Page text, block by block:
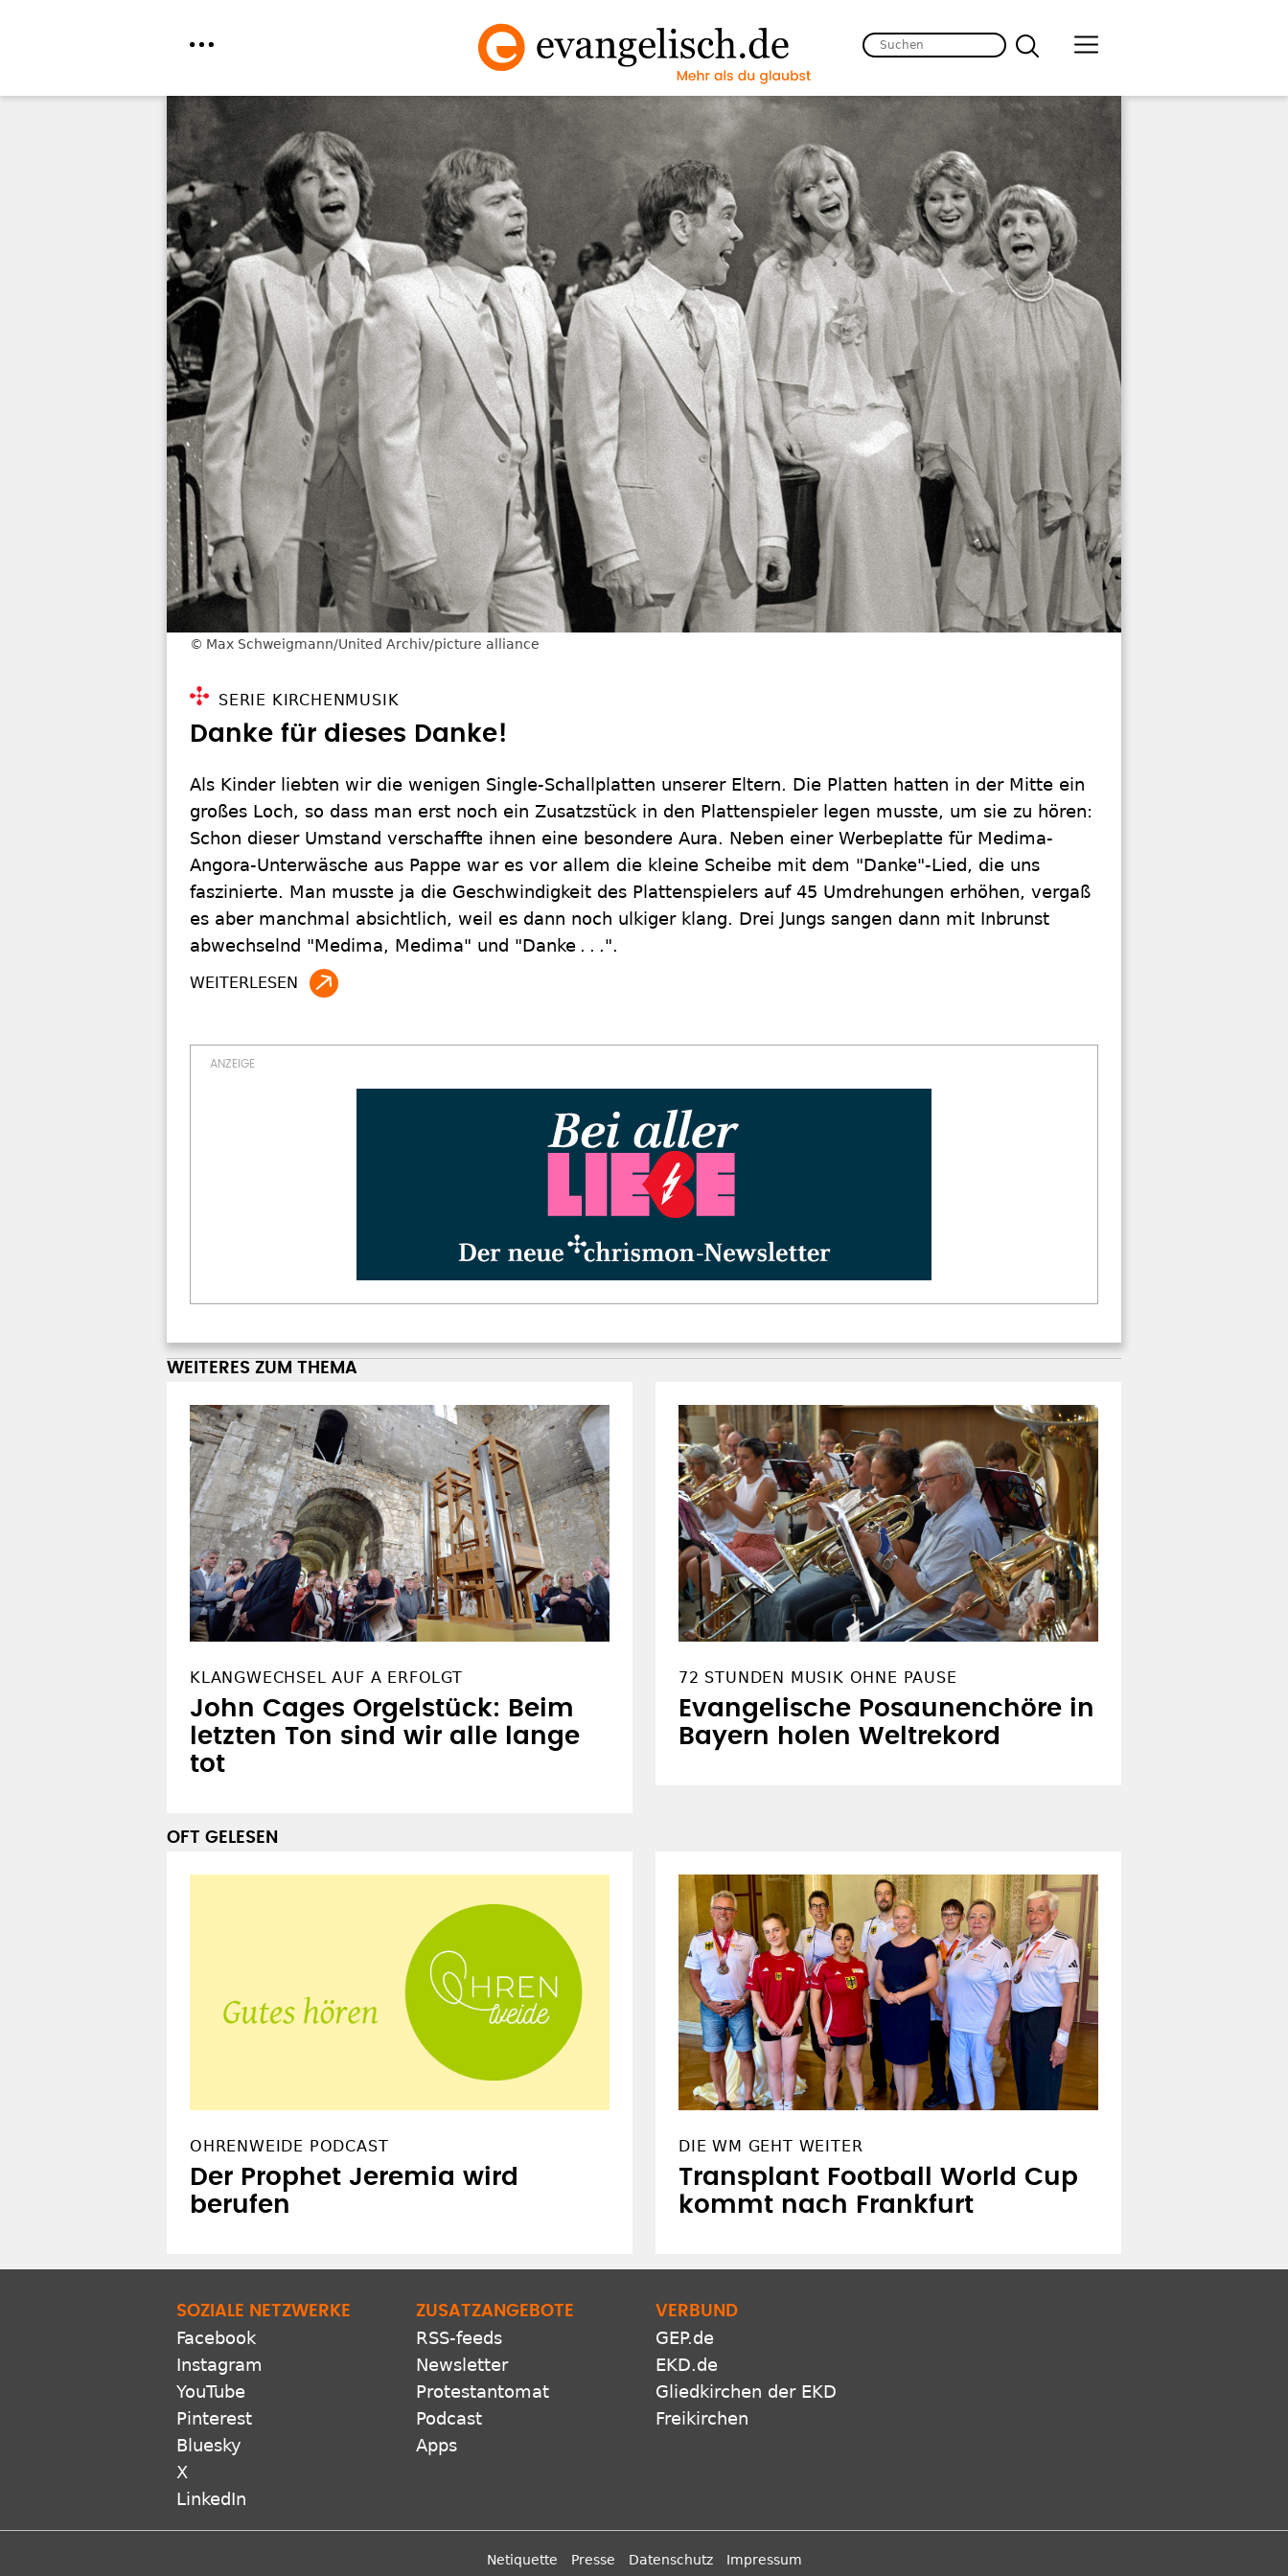
Max Schweigmann/United Archiv/picture alliance
SERIE KIRCHENMUSIK
Danke für ­dieses Danke!
Als Kinder liebten wir die wenigen Single-Schallplatten unserer Eltern. Die Platten hatten in der Mitte ein
großes Loch, so dass man erst noch ein Zusatzstück in den Plattenspieler legen ­musste, um sie zu hören:
Schon dieser Umstand verschaffte ihnen eine besondere Aura. Neben einer Werbeplatte für Medima-
Angora-Unterwäsche aus Pappe war es vor allem die kleine Scheibe mit dem "Danke"-Lied, die uns
faszinierte. Man musste ja die Geschwindigkeit des Plattenspielers auf 45 Umdrehungen erhöhen, vergaß
es aber manchmal absichtlich, weil es dann noch ulkiger klang. Drei Jungs sangen dann mit Inbrunst
abwechselnd "Medima, Medima" und "Danke . . .".
WEITERES ZUM THEMA
KLANGWECHSEL AUF A ERFOLGT
John Cages Orgelstück: Beim
letzten Ton sind wir alle lange
tot
72 STUNDEN MUSIK OHNE PAUSE
Evangelische Posaunenchöre in
Bayern holen Weltrekord
OFT GELESEN
OHRENWEIDE PODCAST
Der Prophet Jeremia wird
berufen
DIE WM GEHT WEITER
Transplant Football World Cup
kommt nach Frankfurt
SOZIALE NETZWERKE
Facebook
Instagram
YouTube
Pinterest
Bluesky
X
LinkedIn
ZUSATZANGEBOTE
RSS-feeds
Newsletter
Protestantomat
Podcast
Apps
VERBUND
GEP.de
EKD.de
Gliedkirchen der EKD
Freikirchen
Netiquette Presse Datenschutz Impressum